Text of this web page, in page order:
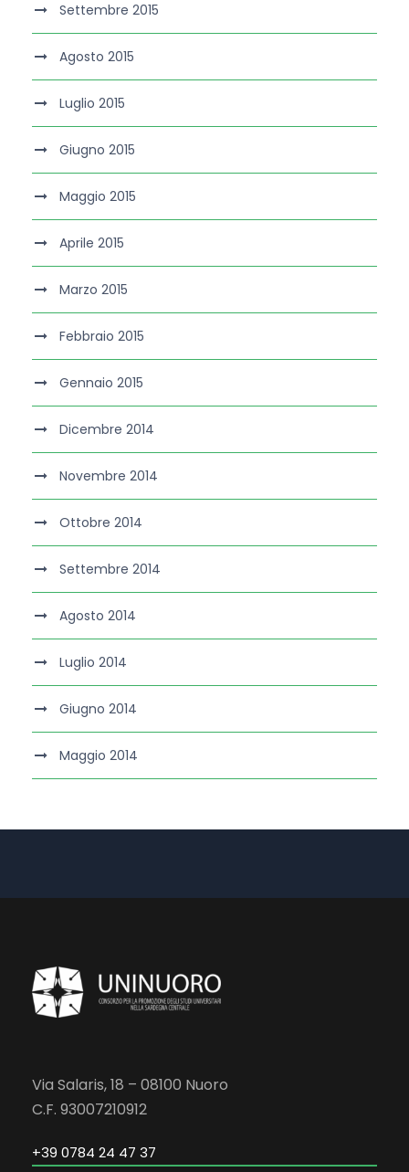
Settembre 2015
Agosto 2015
Luglio 2015
Giugno 2015
Maggio 2015
Aprile 2015
Marzo 2015
Febbraio 2015
Gennaio 2015
Dicembre 2014
Novembre 2014
Ottobre 2014
Settembre 2014
Agosto 2014
Luglio 2014
Giugno 2014
Maggio 2014
Via Salaris, 18 – 08100 Nuoro
C.F. 93007210912
+39 0784 24 47 37